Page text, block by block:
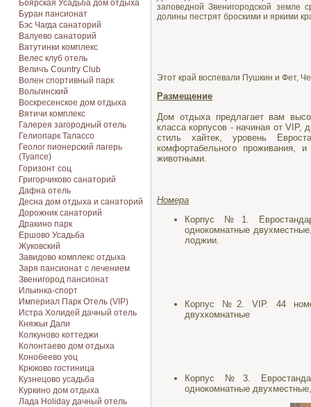
Боярская Усадьба дом отдыха
Буран пансионат
Бэс Чагда санаторий
Валуево санаторий
Ватутинки комплекс
Велес клуб отель
Величъ Country Club
Волен спортивный парк
Вольгинский
Воскресенское дом отдыха
Вятичи комплекс
Галерея загородный отель
Гелиопарк Талассо
Геолог пионерский лагерь
(Туапсе)
Горизонт соц
Григорчиково санаторий
Дафна отель
Десна дом отдыха и санаторий
Дорожник санаторий
Дракино парк
Ершово Усадьба
Жуковский
Завидово комплекс отдыха
Заря пансионат с лечением
Звенигород пансионат
Ильинка-спорт
Империал Парк Отель (VIP)
Истра Холидей дачный отель
Княжьи Дали
Колкуново коттеджи
Колонтаево дом отдыха
Конобеево уоц
Крюково гостиница
Кузнецово усадьба
Куркино дом отдыха
Лада Holiday дачный отель
заповедной Звенигородской
долины пестрят броскими и яркими
Этот край воспевали Пушкин и Фет,
Размещение
Дом отдыха предлагает вам
класса корпусов - начиная от VIP,
стиль хайтек, уровень
комфортабельного проживания,
животными.
Номера
Корпус №1.
однокомнатные
лоджии.
Корпус №2. VIP. 44
двухкомнатные
Корпус №3.
однокомнатные